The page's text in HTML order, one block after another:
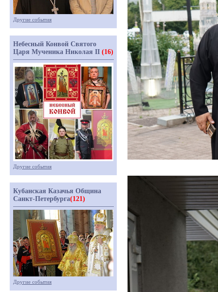
Другие события
Небесный Конвой Святого
Царя Мученика Николая II (16)
Другие события
Кубанская Казачья Община
Санкт-Петербурга(121)
Другие события